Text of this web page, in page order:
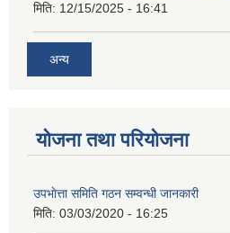
मिति: 12/15/2025 - 16:41
अन्य
योजना तथा परियोजना
उपभाेत्ता समिति गठन सम्वन्धी जानकारी
मिति: 03/03/2020 - 16:25